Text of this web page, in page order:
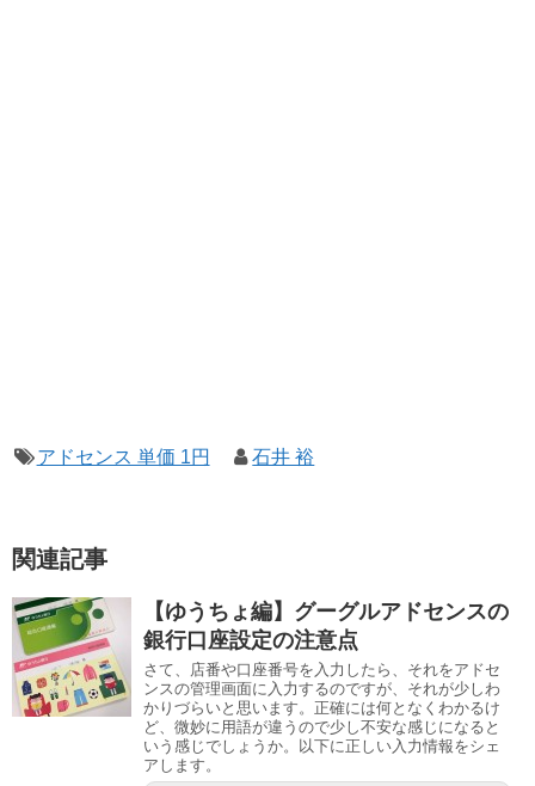
アドセンス 単価 1円 石井 裕
関連記事
【ゆうちょ編】グーグルアドセンスの
銀行口座設定の注意点
さて、店番や口座番号を入力したら、それをアドセ
ンスの管理画面に入力するのですが、それが少しわ
かりづらいと思います。正確には何となくわかるけ
ど、微妙に用語が違うので少し不安な感じになると
いう感じでしょうか。以下に正しい入力情報をシェ
アします。